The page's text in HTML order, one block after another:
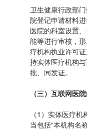
卫生健康行政部
院登记申请材料
医院的科室设置
能等进行审核，
疗机构执业许可
持实体医疗机构
批、同发证。
（三）互联网医
（1）实体医疗
当包括“本机构名